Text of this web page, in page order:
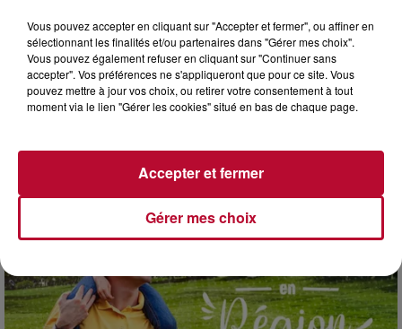
3 août 2026
SOIRÉE DJ PLAYA
Vous pouvez accepter en cliquant sur "Accepter et fermer", ou affiner en
sélectionnant les finalités et/ou partenaires dans "Gérer mes choix".
Vous pouvez également refuser en cliquant sur "Continuer sans
accepter". Vos préférences ne s'appliqueront que pour ce site. Vous
pouvez mettre à jour vos choix, ou retirer votre consentement à tout
moment via le lien "Gérer les cookies" situé en bas de chaque page.
Gérer mes choix
Accepter et fermer